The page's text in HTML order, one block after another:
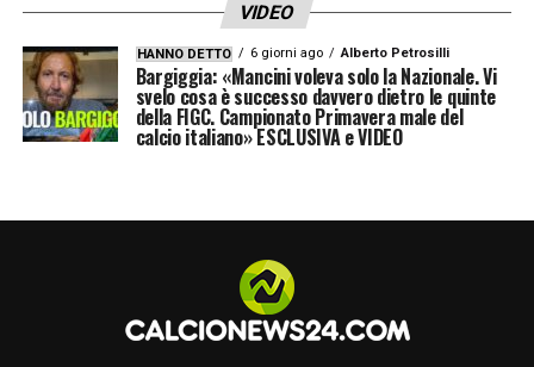
Da poco è morto un caro amico che era
Beccalossi, lui era un fantasista mostruoso,
di un livello alto ed era anche ribelle. Se a
otto anni gli avessero detto: !Becca, passala!
bambino viene per giocare, viene perché ha
dentro di sé una voglia di esprimersi. È
VIDEO
HANNO DETTO 6 giorni ago Alberto Petrosilli
Bargiggia: «Mancini voleva solo la Nazionale. Vi
svelo cosa è successo davvero dietro le quinte
della FIGC. Campionato Primavera male del
calcio italiano» ESCLUSIVA e VIDEO